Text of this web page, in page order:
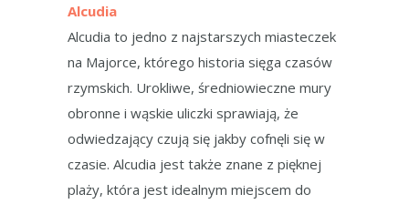
Alcudia
Alcudia to jedno z najstarszych miasteczek
na Majorce, którego historia sięga czasów
rzymskich. Urokliwe, średniowieczne mury
obronne i wąskie uliczki sprawiają, że
odwiedzający czują się jakby cofnęli się w
czasie. Alcudia jest także znane z pięknej
plaży, która jest idealnym miejscem do